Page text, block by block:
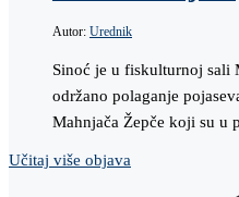
Autor: Urednik
Sinoć je u fiskulturnoj sali
održano polaganje
Mahnjača Žepče koji su u
Učitaj više objava